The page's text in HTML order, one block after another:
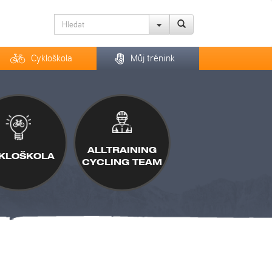
Cykloškola Můj trénink
ALLTRAINING
CYCLING TEAM